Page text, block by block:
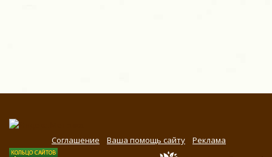
Соглашение Ваша помощь сайту Реклама